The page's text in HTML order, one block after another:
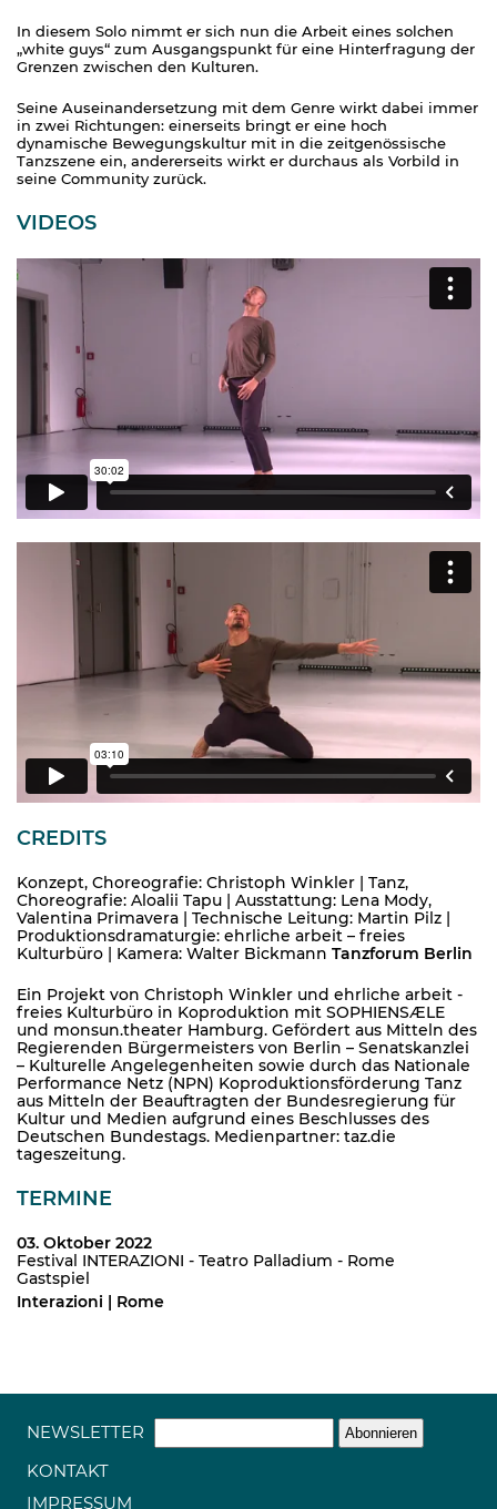
In diesem Solo nimmt er sich nun die Arbeit eines solchen
„white guys“ zum Ausgangspunkt für eine Hinterfragung der
Grenzen zwischen den Kulturen.
Seine Auseinandersetzung mit dem Genre wirkt dabei immer
in zwei Richtungen: einerseits bringt er eine hoch
dynamische Bewegungskultur mit in die zeitgenössische
Tanzszene ein, andererseits wirkt er durchaus als Vorbild in
seine Community zurück.
VIDEOS
CREDITS
Konzept, Choreografie: Christoph Winkler | Tanz,
Choreografie: Aloalii Tapu | Ausstattung: Lena Mody,
Valentina Primavera | Technische Leitung: Martin Pilz |
Produktionsdramaturgie: ehrliche arbeit – freies
Kulturbüro | Kamera: Walter Bickmann Tanzforum Berlin
Ein Projekt von Christoph Winkler und ehrliche arbeit -
freies Kulturbüro in Koproduktion mit SOPHIENSÆLE
und monsun.theater Hamburg. Gefördert aus Mitteln des
Regierenden Bürgermeisters von Berlin – Senatskanzlei
– Kulturelle Angelegenheiten sowie durch das Nationale
Performance Netz (NPN) Koproduktionsförderung Tanz
aus Mitteln der Beauftragten der Bundesregierung für
Kultur und Medien aufgrund eines Beschlusses des
Deutschen Bundestags. Medienpartner: taz.die
tageszeitung.
TERMINE
03. Oktober 2022
Festival INTERAZIONI - Teatro Palladium - Rome
Gastspiel
Interazioni | Rome
NEWSLETTER
KONTAKT
IMPRESSUM